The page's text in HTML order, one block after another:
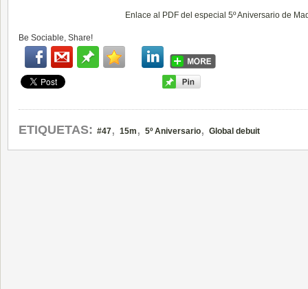
Enlace al PDF del especial 5º Aniversario de
Be Sociable, Share!
ETIQUETAS: #47, 15m , 5º Aniversario, Global debuit